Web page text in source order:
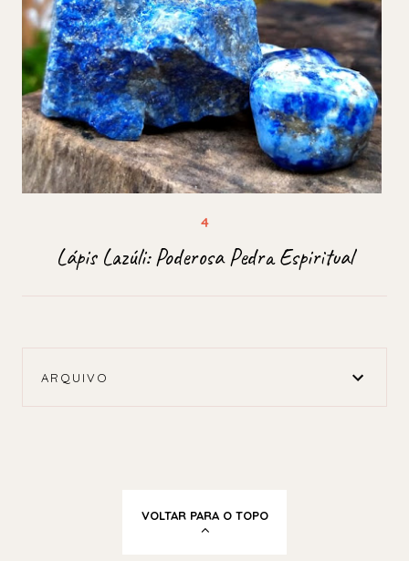
Lápis Lazúli: Poderosa Pedra Espiritual
ARQUIVO
VOLTAR PARA O TOPO